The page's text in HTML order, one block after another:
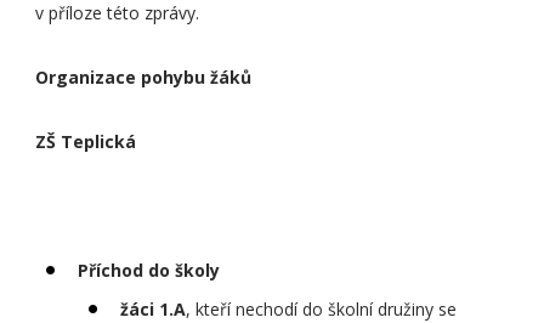
v příloze této zprávy.
Organizace pohybu žáků
ZŠ Teplická
Příchod do školy
žáci 1.A, kteří nechodí do školní družiny se